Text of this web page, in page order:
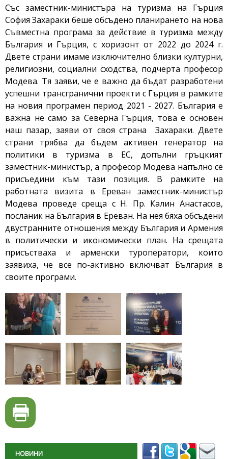
Със заместник-министъра на туризма на Гърция
София Захараки беше обсъдено планирането на нова
Съвместна програма за действие в туризма между
България и Гърция, с хоризонт от 2022 до 2024 г.
Двете страни имаме изключително близки културни,
религиозни, социални сходства, подчерта професор
Модева. Тя заяви, че е важно да бъдат разработени
успешни трансгранични проекти с Гърция в рамките
на новия програмен период 2021 - 2027. България е
важна не само за Северна Гърция, това е основен
наш пазар, заяви от своя страна Захараки. Двете
страни трябва да бъдем активен генератор на
политики в туризма в ЕС, допълни гръцкият
заместник-министър, а професор Модева напълно се
присъедини към тази позиция. В рамките на
работната визита в Ереван заместник-министър
Модева проведе среща с Н. Пр. Калин Анастасов,
посланик на България в Ереван. На нея бяха обсъдени
двустранните отношения между България и Армения
в политически и икономически план. На срещата
присъстваха и арменски туроператори, които
заявиха, че все по-активно включват България в
своите програми.
НОВИНИ